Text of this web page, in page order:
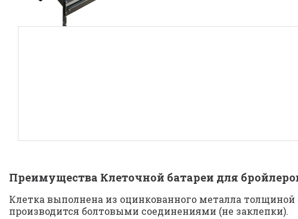
Преимущества Клеточной батареи для
Клетка выполнена из оцинкованного металла
производится болтовыми соединениями (не заклепки).